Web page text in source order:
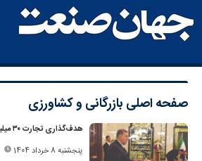
صفحه اصلی بازرگانی و کشاورزی
هدف‌گذاری تجارت ۳۰ میلیارد دلاری
پنجشنبه 8 خرداد 1404